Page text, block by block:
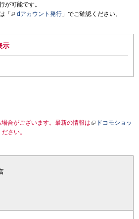
が可能です。
「
dアカウント発行 」でご確認ください。
示
合がございます。最新の情報は
ドコモショッ
さい。